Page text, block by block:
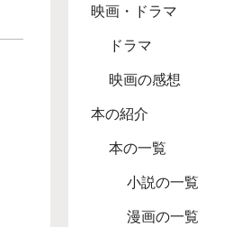
映画・ドラマ
ドラマ
映画の感想
本の紹介
本の一覧
小説の一覧
漫画の一覧